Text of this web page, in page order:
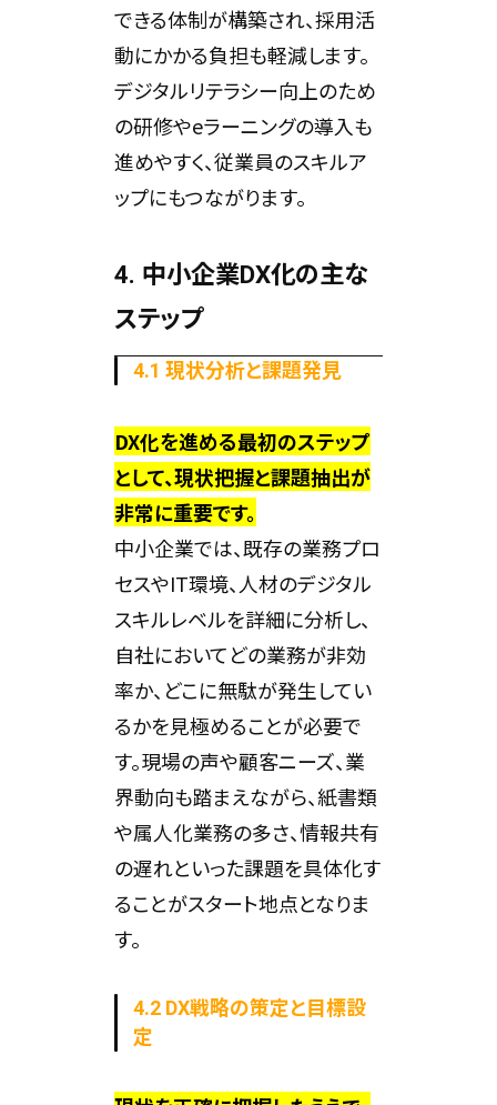
できる体制が構築され、採用活
動にかかる負担も軽減します。
デジタルリテラシー向上のため
の研修やeラーニングの導入も
進めやすく、従業員のスキルア
ップにもつながります。
4. 中小企業DX化の主な
ステップ
4.1 現状分析と課題発見
DX化を進める最初のステップ
として、現状把握と課題抽出が
非常に重要です。
中小企業では、既存の業務プロ
セスやIT環境、人材のデジタル
スキルレベルを詳細に分析し、
自社においてどの業務が非効
率か、どこに無駄が発生してい
るかを見極めることが必要で
す。現場の声や顧客ニーズ、業
界動向も踏まえながら、紙書類
や属人化業務の多さ、情報共有
の遅れといった課題を具体化す
ることがスタート地点となりま
す。
4.2 DX戦略の策定と目標設
定